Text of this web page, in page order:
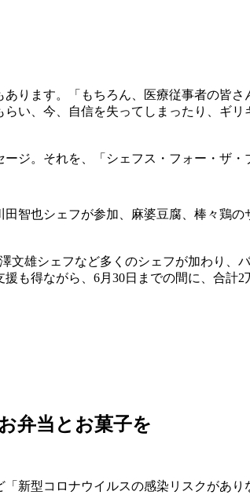
ります。「もちろん、医療従事者の皆
い、今、自信を失ってしまったり、ギ
ジ。それを、「シェフス・フォー・ザ・
智也シェフが参加、麻婆豆腐、棒々鶏
雄シェフなど多くのシェフが加わり、
も得ながら、6月30日までの間に、合計2
弁当とお菓子を
新型コロナウイルスの感染リスクがあ